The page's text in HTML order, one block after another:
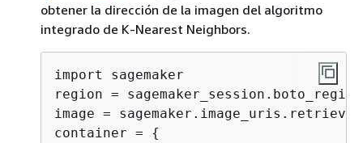
obtener la dirección de la imagen del algoritmo
integrado de K-Nearest Neighbors.
import sagemaker
region =
image =
container = {